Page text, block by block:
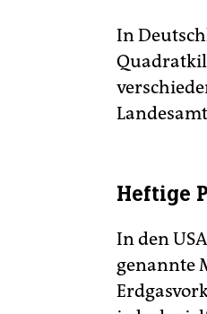
In
Heftige
In den
genannte